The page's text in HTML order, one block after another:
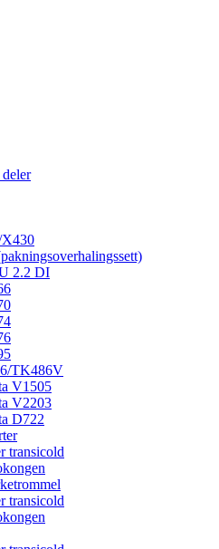
2.2 DI
TK486V
V1505
V2203
D722
transicold
transicold